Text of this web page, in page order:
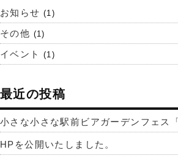
お知らせ (1)
その他 (1)
イベント (1)
最近の投稿
小さな小さな駅前ビアガーデンフェス
HPを公開いたしました。